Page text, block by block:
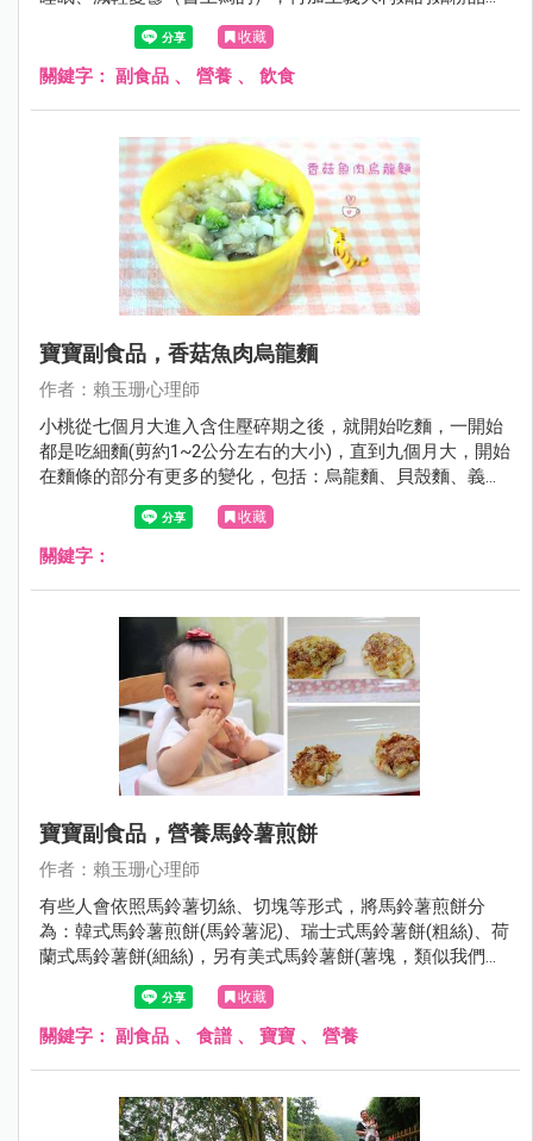
比較好（詹姆士說的），因此我們購買各種義大利麵條。今
天要介紹的奶香鮭魚貝殼麵，其實也可以做成奶香鮭魚飯，
把乳酪絲鋪在上方可以做奶香鮭魚焗烤麵、奶香鮭魚焗烤
收藏
關鍵字： 副食品 、 營養 、 飲食
寶寶副食品，香菇魚肉烏龍麵
作者：賴玉珊心理師
小桃從七個月大進入含住壓碎期之後，就開始吃麵，一開始
都是吃細麵(剪約1~2公分左右的大小)，直到九個月大，開始
在麵條的部分有更多的變化，包括：烏龍麵、貝殼麵、義大
利麵、冬粉都讓小桃嘗試著吃，麵食挑選時應注意鈉含量，
同種類的商品中應選擇鈉含量最低的。
收藏
關鍵字：
寶寶副食品，營養馬鈴薯煎餅
作者：賴玉珊心理師
有些人會依照馬鈴薯切絲、切塊等形式，將馬鈴薯煎餅分
為：韓式馬鈴薯煎餅(馬鈴薯泥)、瑞士式馬鈴薯餅(粗絲)、荷
蘭式馬鈴薯餅(細絲)，另有美式馬鈴薯餅(薯塊，類似我們平
常吃的薯餅)，依照不同的切法，吃起來的口感也跟著不同，
這次融合馬鈴薯泥及馬鈴薯小塊狀的作法，製作小寶寶也適
合吃的馬鈴薯煎餅。
收藏
關鍵字： 副食品 、 食譜 、 寶寶 、 營養